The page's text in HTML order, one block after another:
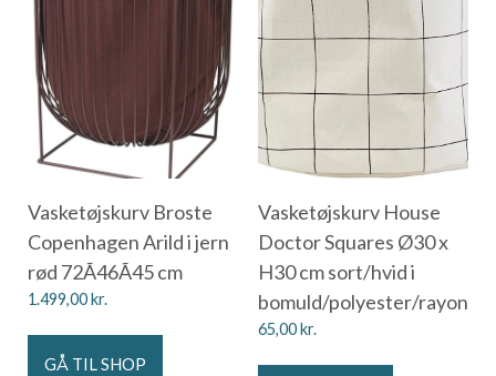
Vasketøjskurv Broste
Copenhagen Arild i jern
rød 72Ã46Ã45 cm
1.499,00kr.
GÅ TIL SHOP
Vasketøjskurv House
Doctor Squares Ø30 x
H30 cm sort/hvid i
bomuld/polyester/rayon
65,00kr.